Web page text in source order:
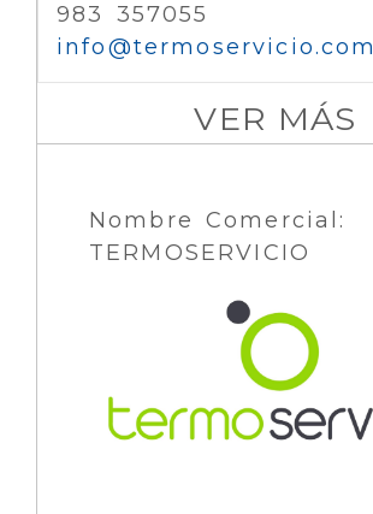
983 357055
info
termoservicio.com
VER MÁS
Nombre Comercial:
TERMOSERVICIO